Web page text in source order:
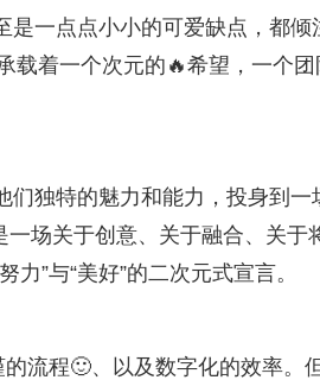
是一点点小小的可爱缺点，都倾
载着一个次元的🔥希望，一个
独特的魅力和能力，投身到一
场关于创意、关于融合、关于
”与“美好”的二次元式宣言。
流程🙂、以及数字化的效率。